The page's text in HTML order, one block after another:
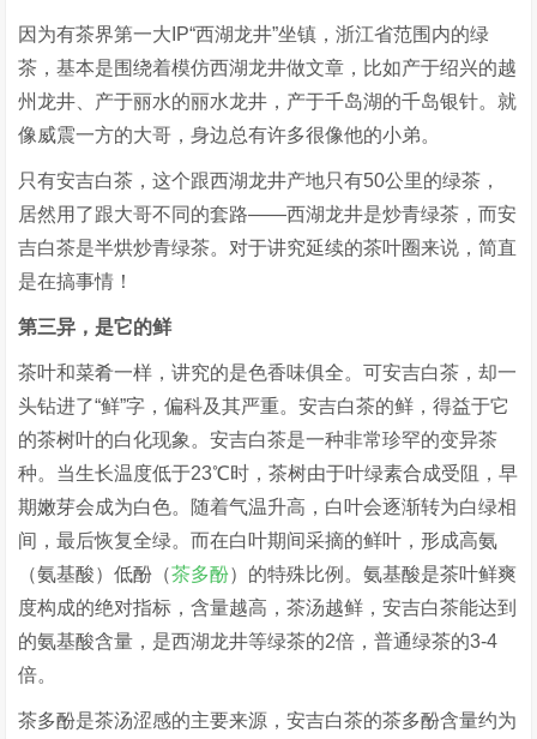
因为有茶界第一大IP“西湖龙井”坐镇，浙江省范围内的绿
茶，基本是围绕着模仿西湖龙井做文章，比如产于绍兴的越
州龙井、产于丽水的丽水龙井，产于千岛湖的千岛银针。就
像威震一方的大哥，身边总有许多很像他的小弟。
只有安吉白茶，这个跟西湖龙井产地只有50公里的绿茶，
居然用了跟大哥不同的套路——西湖龙井是炒青绿茶，而安
吉白茶是半烘炒青绿茶。对于讲究延续的茶叶圈来说，简直
是在搞事情！
第三异，是它的鲜
茶叶和菜肴一样，讲究的是色香味俱全。可安吉白茶，却一
头钻进了“鲜”字，偏科及其严重。安吉白茶的鲜，得益于它
的茶树叶的白化现象。安吉白茶是一种非常珍罕的变异茶
种。当生长温度低于23℃时，茶树由于叶绿素合成受阻，早
期嫩芽会成为白色。随着气温升高，白叶会逐渐转为白绿相
间，最后恢复全绿。而在白叶期间采摘的鲜叶，形成高氨
（氨基酸）低酚（茶多酚）的特殊比例。氨基酸是茶叶鲜爽
度构成的绝对指标，含量越高，茶汤越鲜，安吉白茶能达到
的氨基酸含量，是西湖龙井等绿茶的2倍，普通绿茶的3-4
倍。
茶多酚是茶汤涩感的主要来源，安吉白茶的茶多酚含量约为